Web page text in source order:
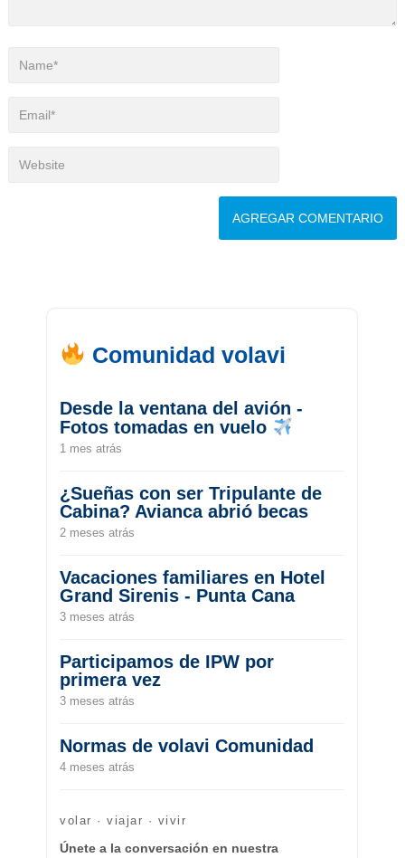
Comunidad volavi
Desde la ventana del avión -
Fotos tomadas en vuelo
1 mes atrás
¿Sueñas con ser Tripulante de
Cabina? Avianca abrió becas
2 meses atrás
Vacaciones familiares en Hotel
Grand Sirenis - Punta Cana
3 meses atrás
Participamos de IPW por
primera vez
3 meses atrás
Normas de volavi Comunidad
4 meses atrás
volar · viajar · vivir
Únete a la conversación en nuestra